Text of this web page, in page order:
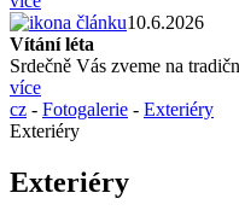
10.6.2026
Vítání léta
Srdečně Vás zveme na
více
cz - Fotogalerie - Exteriéry
Exteriéry
Exteriéry